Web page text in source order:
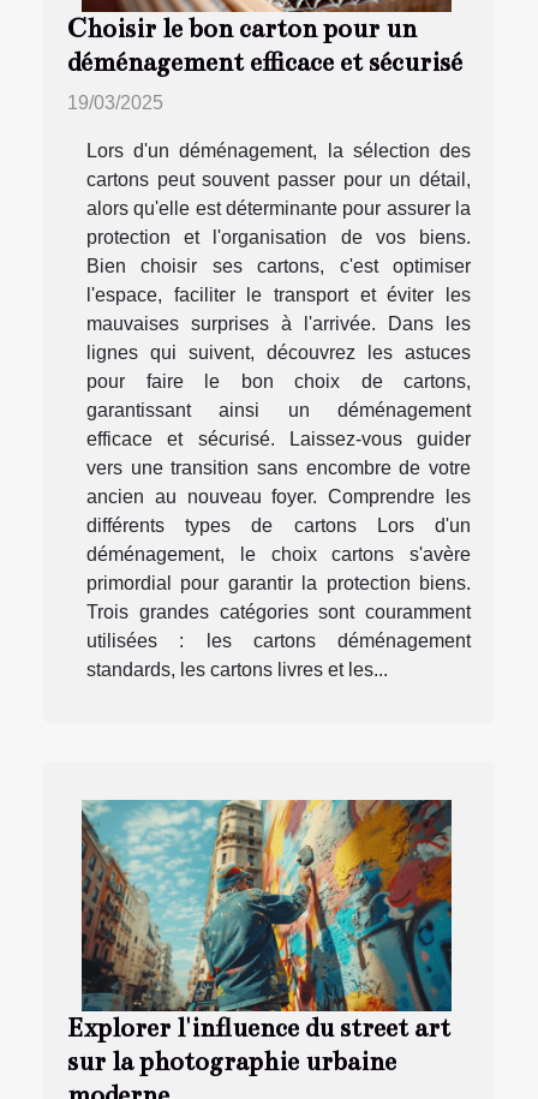
Choisir le bon carton pour un
déménagement efficace et sécurisé
19/03/2025
Lors d'un déménagement, la sélection des
cartons peut souvent passer pour un détail,
alors qu'elle est déterminante pour assurer la
protection et l'organisation de vos biens.
Bien choisir ses cartons, c'est optimiser
l'espace, faciliter le transport et éviter les
mauvaises surprises à l'arrivée. Dans les
lignes qui suivent, découvrez les astuces
pour faire le bon choix de cartons,
garantissant ainsi un déménagement
efficace et sécurisé. Laissez-vous guider
vers une transition sans encombre de votre
ancien au nouveau foyer. Comprendre les
différents types de cartons Lors d'un
déménagement, le choix cartons s'avère
primordial pour garantir la protection biens.
Trois grandes catégories sont couramment
utilisées : les cartons déménagement
standards, les cartons livres et les...
Explorer l'influence du street art
sur la photographie urbaine